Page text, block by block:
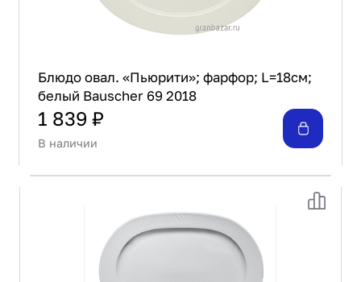
Блюдо овал. «Пьюрити»; фарфор; L=18см;
белый Bauscher 69 2018
1 839 ₽
В наличии